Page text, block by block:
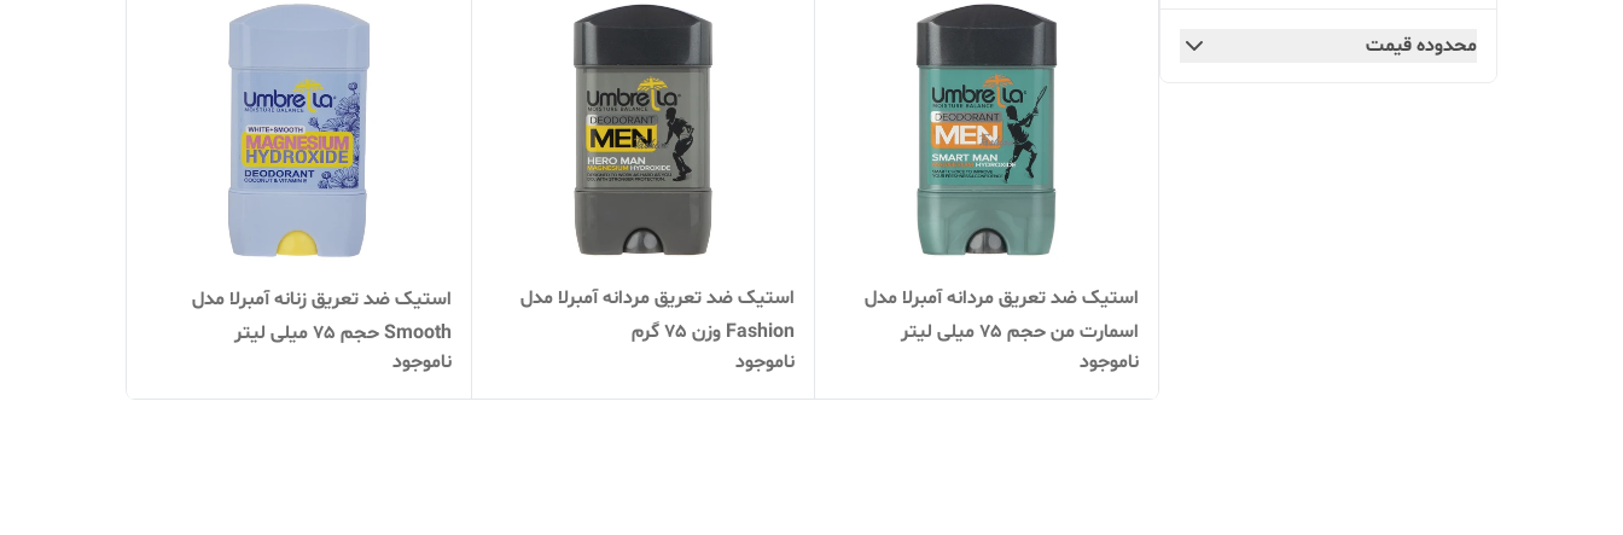
محدوده قیمت
استیک ضد تعریق مردانه آمبرلا مدل
اسمارت من حجم 75 میلی لیتر
ناموجود
استیک ضد تعریق مردانه آمبرلا مدل
Fashion وزن 75 گرم
ناموجود
استیک ضد تعریق زنانه آمبرلا مدل
Smooth حجم 75 میلی لیتر
ناموجود